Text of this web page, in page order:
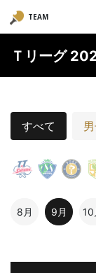
TEAM
Ｔリーグ
すべて
8月 9月 10